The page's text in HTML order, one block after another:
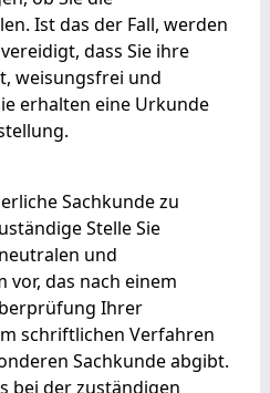
Ist das der Fall, werden
dass Sie ihre
weisungsfrei und
erhalten eine Urkunde
Sachkunde zu
Stelle Sie
und
das nach einem
Ihrer
schriftlichen Verfahren
Sachkunde abgibt.
bei der zuständigen